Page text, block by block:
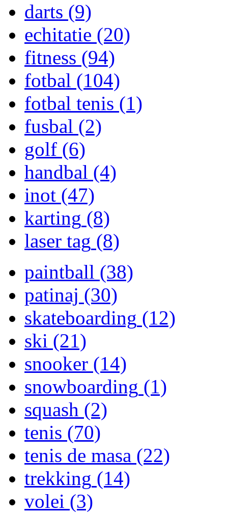
darts (9)
echitatie (20)
fitness (94)
fotbal (104)
fotbal tenis (1)
fusbal (2)
golf (6)
handbal (4)
inot (47)
karting (8)
laser tag (8)
paintball (38)
patinaj (30)
skateboarding (12)
ski (21)
snooker (14)
snowboarding (1)
squash (2)
tenis (70)
tenis de masa (22)
trekking (14)
volei (3)